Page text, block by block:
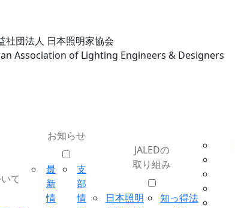
社団法人 日本照明家協会
Association of Lighting Engineers & Designers
て
お知らせ
最
新
情
支
部
情
JALEDの
取り組み
日本照明
知っ得法